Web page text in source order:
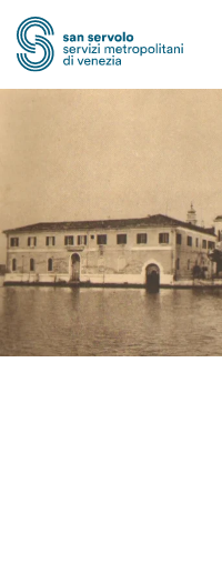
Skip to main content